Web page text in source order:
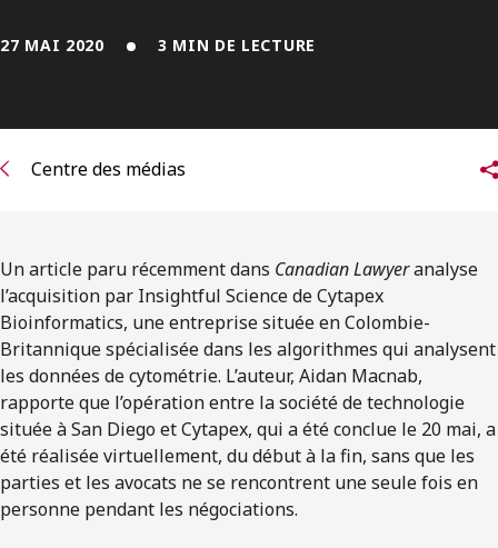
27 MAI 2020 3 MIN DE LECTURE
Centre des médias
Un article paru récemment dans Canadian Lawyeranalyse
l’acquisition par Insightful Science de Cytapex
Bioinformatics, une entreprise située en Colombie-
Britannique spécialisée dans les algorithmes qui analysent
les données de cytométrie. L’auteur, Aidan Macnab,
rapporte que l’opération entre la société de technologie
située à San Diego et Cytapex, qui a été conclue le 20 mai, a
été réalisée virtuellement, du début à la fin, sans que les
parties et les avocats ne se rencontrent une seule fois en
personne pendant les négociations.